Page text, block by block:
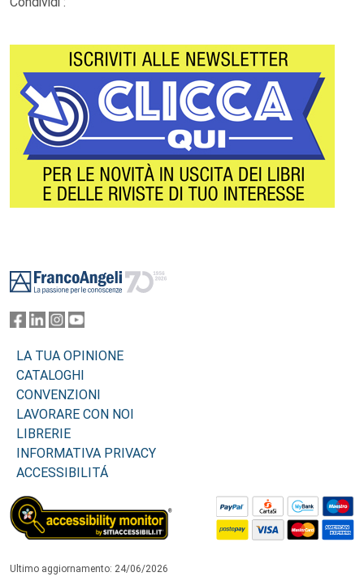
LA TUA OPINIONE
CATALOGHI
CONVENZIONI
LAVORARE CON NOI
LIBRERIE
INFORMATIVA PRIVACY
ACCESSIBILITÁ
Ultimo aggiornamento: 24/06/2026